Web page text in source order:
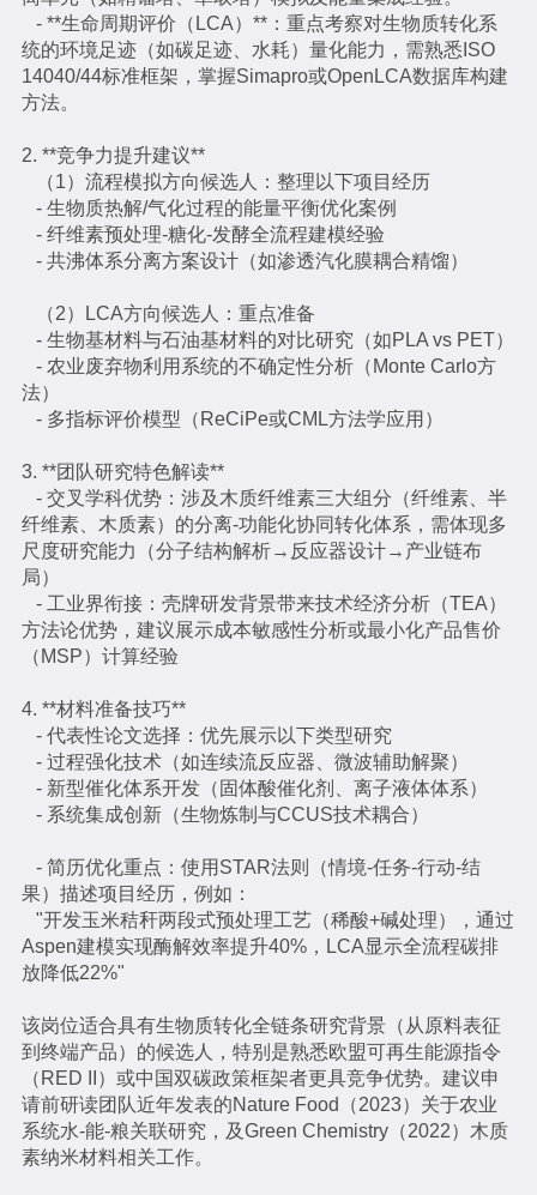
- **生命周期评价（LCA）**：重点考察对生物质转化系
统的环境足迹（如碳足迹、水耗）量化能力，需熟悉ISO
14040/44标准框架，掌握Simapro或OpenLCA数据库构建
方法。
2. **竞争力提升建议**
（1）流程模拟方向候选人：整理以下项目经历
- 生物质热解/气化过程的能量平衡优化案例
- 纤维素预处理-糖化-发酵全流程建模经验
- 共沸体系分离方案设计（如渗透汽化膜耦合精馏）
（2）LCA方向候选人：重点准备
- 生物基材料与石油基材料的对比研究（如PLA vs PET）
- 农业废弃物利用系统的不确定性分析（Monte Carlo方
法）
- 多指标评价模型（ReCiPe或CML方法学应用）
3. **团队研究特色解读**
- 交叉学科优势：涉及木质纤维素三大组分（纤维素、半
纤维素、木质素）的分离-功能化协同转化体系，需体现多
尺度研究能力（分子结构解析→反应器设计→产业链布
局）
- 工业界衔接：壳牌研发背景带来技术经济分析（TEA）
方法论优势，建议展示成本敏感性分析或最小化产品售价
（MSP）计算经验
4. **材料准备技巧**
- 代表性论文选择：优先展示以下类型研究
- 过程强化技术（如连续流反应器、微波辅助解聚）
- 新型催化体系开发（固体酸催化剂、离子液体体系）
- 系统集成创新（生物炼制与CCUS技术耦合）
- 简历优化重点：使用STAR法则（情境-任务-行动-结
果）描述项目经历，例如：
"开发玉米秸秆两段式预处理工艺（稀酸+碱处理），通过
Aspen建模实现酶解效率提升40%，LCA显示全流程碳排
放降低22%"
该岗位适合具有生物质转化全链条研究背景（从原料表征
到终端产品）的候选人，特别是熟悉欧盟可再生能源指令
（RED II）或中国双碳政策框架者更具竞争优势。建议申
请前研读团队近年发表的Nature Food（2023）关于农业
系统水-能-粮关联研究，及Green Chemistry（2022）木质
素纳米材料相关工作。